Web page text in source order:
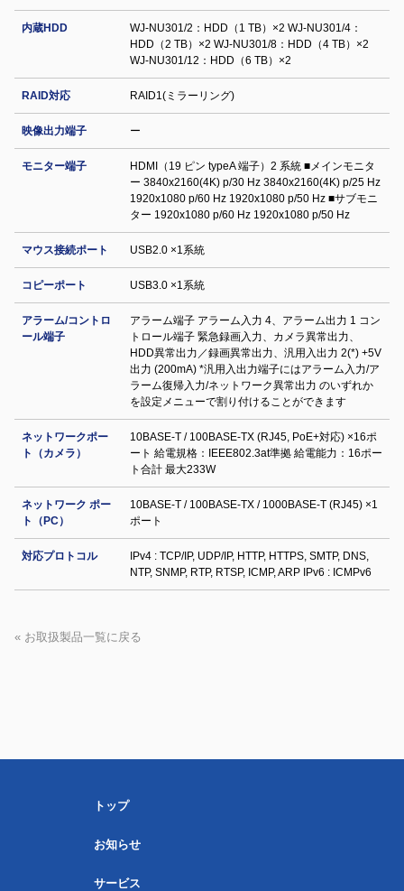
内蔵HDD
WJ-NU301/2：HDD（1 TB）×2 WJ-NU301/4：
HDD（2 TB）×2 WJ-NU301/8：HDD（4 TB）×2
WJ-NU301/12：HDD（6 TB）×2
RAID対応 RAID1(ミラーリング)
映像出力端子 ー
モニター端子
HDMI（19 ピン typeA 端子）2 系統 ■メインモニタ
ー 3840x2160(4K) p/30 Hz 3840x2160(4K) p/25 Hz
1920x1080 p/60 Hz 1920x1080 p/50 Hz ■サブモニ
ター 1920x1080 p/60 Hz 1920x1080 p/50 Hz
マウス接続ポート USB2.0 ×1系統
コピーポート USB3.0 ×1系統
アラーム/コントロ
ール端子
アラーム端子 アラーム入力 4、アラーム出力 1 コン
トロール端子 緊急録画入力、カメラ異常出力、
HDD異常出力／録画異常出力、汎用入出力 2(*) +5V
出力 (200mA) *汎用入出力端子にはアラーム入力/ア
ラーム復帰入力/ネットワーク異常出力 のいずれか
を設定メニューで割り付けることができます
ネットワークポー
ト（カメラ）
10BASE-T / 100BASE-TX (RJ45, PoE+対応) ×16ポ
ート 給電規格：IEEE802.3at準拠 給電能力：16ポー
ト合計 最大233W
ネットワーク ポー
ト（PC）
10BASE-T / 100BASE-TX / 1000BASE-T (RJ45) ×1
ポート
対応プロトコル
IPv4 : TCP/IP, UDP/IP, HTTP, HTTPS, SMTP, DNS,
NTP, SNMP, RTP, RTSP, ICMP, ARP IPv6 : ICMPv6
« お取扱製品一覧に戻る
トップ
お知らせ
サービス